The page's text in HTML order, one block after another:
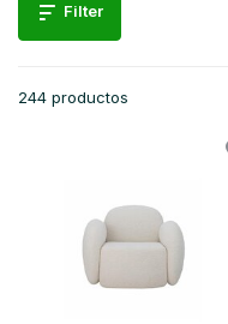
Filter
244 productos